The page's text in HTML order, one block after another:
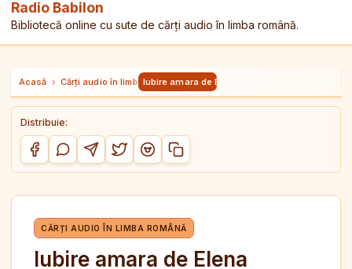
Radio Babilon
Bibliotecă online cu sute de cărți audio în limba română.
Acasă › Cărți audio în limba română
› Iubire amara de Elena Ferrante
Distribuie:
Distribuie pe Facebook
Distribuie pe WhatsApp
Distribuie pe Telegram
Distribuie pe Twitter/X
Distribuie pe Reddit
Copiază link-ul
CĂRȚI AUDIO ÎN LIMBA ROMÂNĂ
Iubire amara de Elena